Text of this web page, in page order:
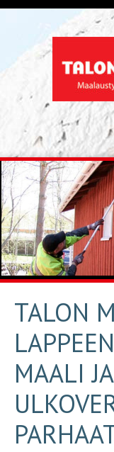
SKIP
TO
CONTENT
TALON
MAALI